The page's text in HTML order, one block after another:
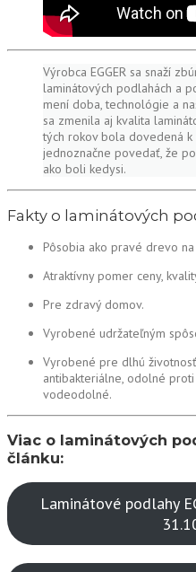
Výrobca EGGER sa snaží
laminátových podlahách a
mení doba, technológie a
sa zmenila aj kvalita
tých rokov bola dovedená
jednoznačne povedať, že
ako boli kedysi.
Fakty o laminátových
Pôsobia ako pravé drevo
Atraktívny pomer ceny,
Pre zdravý domov.
Vyrobené udržateľným
Vyrobené pre dlhú
antibakteriálne, odolné
vodeodolné.
Viac o laminátových
článku:
Laminátové podlahy